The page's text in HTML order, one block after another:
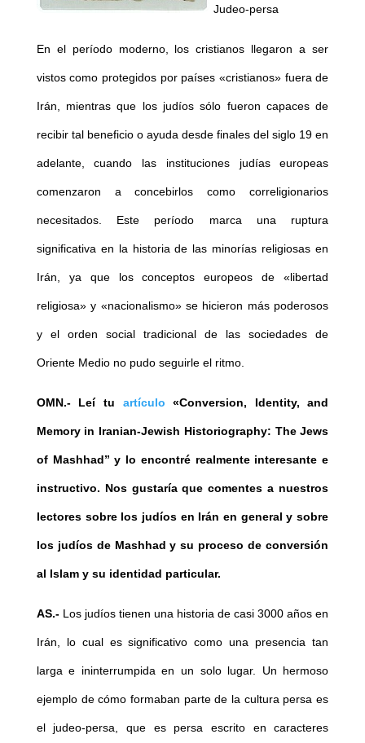
Judeo-persa
En el período moderno, los cristianos llegaron a ser
vistos como protegidos por países «cristianos» fuera de
Irán, mientras que los judíos sólo fueron capaces de
recibir tal beneficio o ayuda desde finales del siglo 19 en
adelante, cuando las instituciones judías europeas
comenzaron a concebirlos como correligionarios
necesitados. Este período marca una ruptura
significativa en la historia de las minorías religiosas en
Irán, ya que los conceptos europeos de «libertad
religiosa» y «nacionalismo» se hicieron más poderosos
y el orden social tradicional de las sociedades de
Oriente Medio no pudo seguirle el ritmo.
OMN.- Leí tu artículo «Conversion, Identity, and
Memory in Iranian-Jewish Historiography: The Jews
of Mashhad” y lo encontré realmente interesante e
instructivo. Nos gustaría que comentes a nuestros
lectores sobre los judíos en Irán en general y sobre
los judíos de Mashhad y su proceso de conversión
al Islam y su identidad particular.
AS.-Los judíos tienen una historia de casi 3000 años en
Irán, lo cual es significativo como una presencia tan
larga e ininterrumpida en un solo lugar. Un hermoso
ejemplo de cómo formaban parte de la cultura persa es
el judeo-persa, que es persa escrito en caracteres